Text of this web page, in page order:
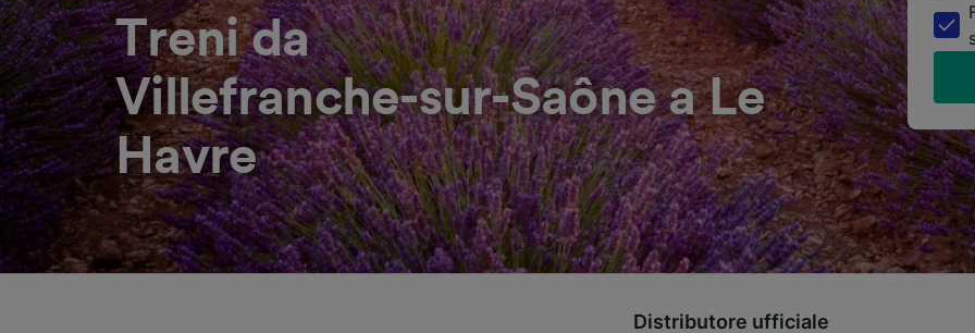
Treni da
Villefranche-sur-Saône a Le
Havre
Distributore ufficiale